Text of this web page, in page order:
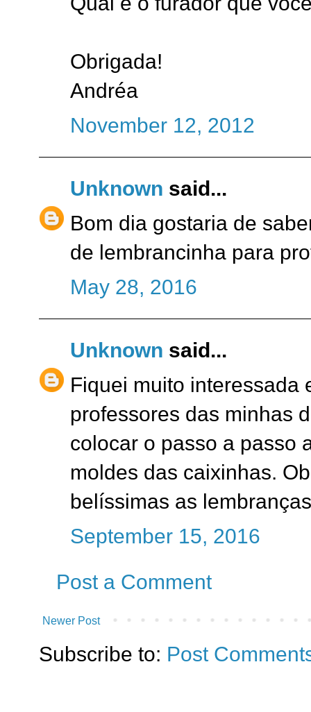
Obrigada!
Andréa
November 12, 2012
Unknown said...
Bom dia gostaria de
de lembrancinha para
May 28, 2016
Unknown said...
Fiquei muito interessada
professores das minhas
colocar o passo a passo
moldes das caixinhas.
belíssimas as
September 15, 2016
Post a Comment
Newer Post
Subscribe to: Post